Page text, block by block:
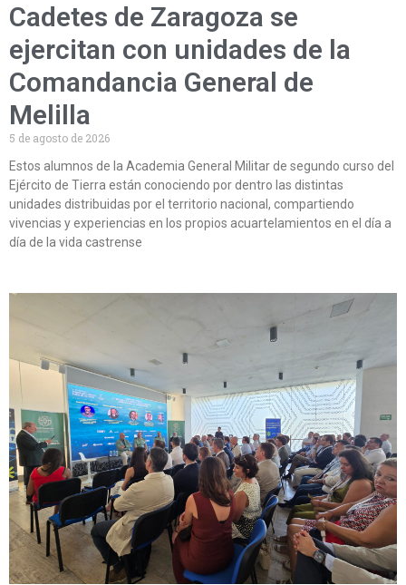
Cadetes de Zaragoza se
ejercitan con unidades de la
Comandancia General de
Melilla
5 de agosto de 2026
Estos alumnos de la Academia General Militar de segundo curso del
Ejército de Tierra están conociendo por dentro las distintas
unidades distribuidas por el territorio nacional, compartiendo
vivencias y experiencias en los propios acuartelamientos en el día a
día de la vida castrense